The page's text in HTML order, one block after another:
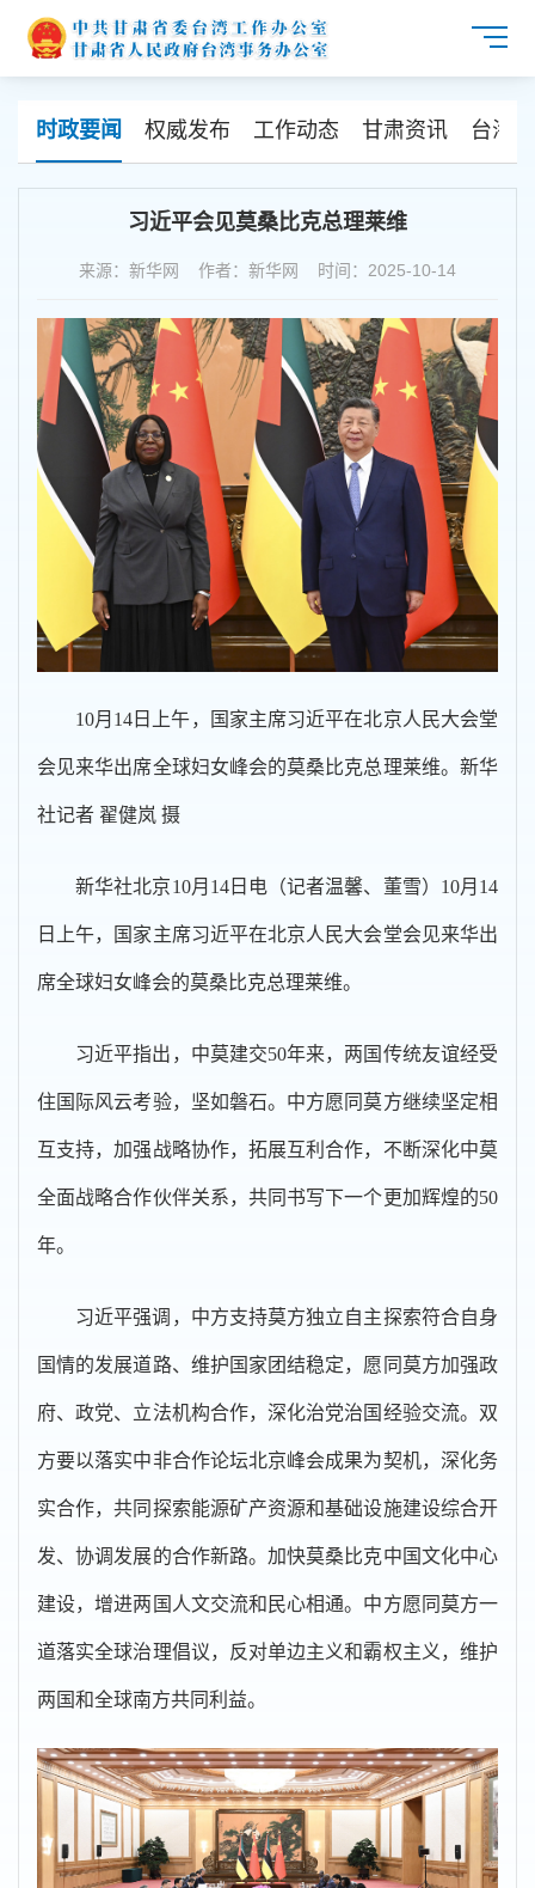
时政要闻 权威发布 工作动态 甘肃资讯 台海
习近平会见莫桑比克总理莱维
来源：新华网 作者：新华网 时间：2025-10-14
10月14日上午，国家主席习近平在北京人民大会堂
会见来华出席全球妇女峰会的莫桑比克总理莱维。新华
社记者 翟健岚 摄
新华社北京10月14日电（记者温馨、董雪）10月14
日上午，国家主席习近平在北京人民大会堂会见来华出
席全球妇女峰会的莫桑比克总理莱维。
习近平指出，中莫建交50年来，两国传统友谊经受
住国际风云考验，坚如磐石。中方愿同莫方继续坚定相
互支持，加强战略协作，拓展互利合作，不断深化中莫
全面战略合作伙伴关系，共同书写下一个更加辉煌的50
年。
习近平强调，中方支持莫方独立自主探索符合自身
国情的发展道路、维护国家团结稳定，愿同莫方加强政
府、政党、立法机构合作，深化治党治国经验交流。双
方要以落实中非合作论坛北京峰会成果为契机，深化务
实合作，共同探索能源矿产资源和基础设施建设综合开
发、协调发展的合作新路。加快莫桑比克中国文化中心
建设，增进两国人文交流和民心相通。中方愿同莫方一
道落实全球治理倡议，反对单边主义和霸权主义，维护
两国和全球南方共同利益。